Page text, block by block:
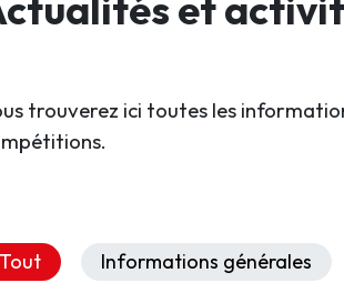
trouverez ici toutes les
Tout Informations générales